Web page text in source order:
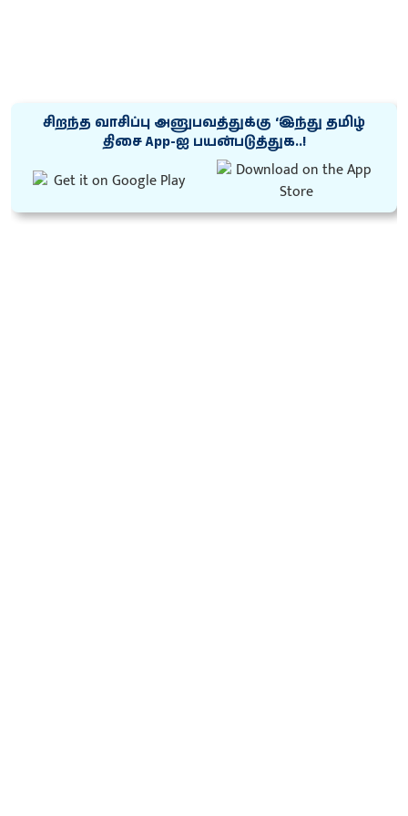
சிறந்த வாசிப்பு அனுபவத்துக்கு ‘இந்து தமிழ்
திசை App-ஐ பயன்படுத்துக..!